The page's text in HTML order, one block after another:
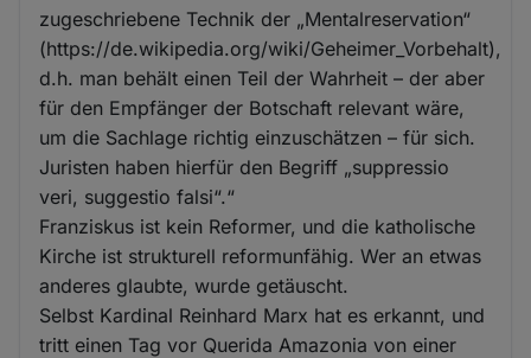
zugeschriebene Technik der „Mentalreservation“
(https://de.wikipedia.org/wiki/Geheimer_Vorbehalt),
d.h. man behält einen Teil der Wahrheit – der aber
für den Empfänger der Botschaft relevant wäre,
um die Sachlage richtig einzuschätzen – für sich.
Juristen haben hierfür den Begriff „suppressio
veri, suggestio falsi“.“
Franziskus ist kein Reformer, und die katholische
Kirche ist strukturell reformunfähig. Wer an etwas
anderes glaubte, wurde getäuscht.
Selbst Kardinal Reinhard Marx hat es erkannt, und
tritt einen Tag vor Querida Amazonia von einer